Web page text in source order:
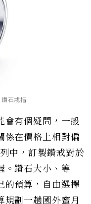
石戒指
會有個疑問，一般
係在價格上相對偏
中，訂製鑽戒對於
。鑽石大小、等
的預算，自由選擇
規劃一趟國外蜜月